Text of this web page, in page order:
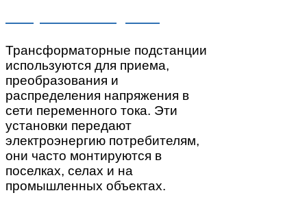
Трансформаторные подстанции
используются для приема,
преобразования и
распределения напряжения в
сети переменного тока. Эти
установки передают
электроэнергию потребителям,
они часто монтируются в
поселках, селах и на
промышленных объектах.